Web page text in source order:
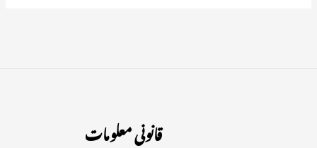
قانونی معلومات